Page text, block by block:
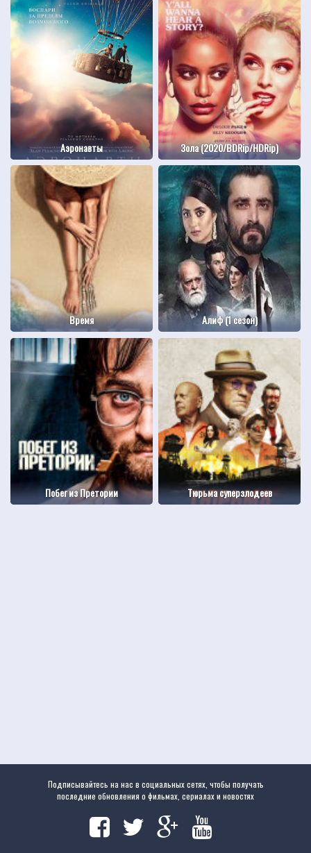
Аэронавты Зола (2020/BDRip/HDRip)
Время Алиф (1 сезон)
Побег из Претории Тюрьма суперзлодеев
Подписывайтесь на нас в социальных сетях, чтобы получать
последние обновления о фильмах, сериалах и новостях